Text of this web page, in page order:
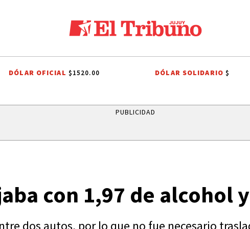
RUTAS DE JUJUY QUEEN JAPÓN LEANDRO
DÓLAR OFICIAL $1520.00 DÓLAR SOLIDARIO$
PUBLICIDAD
con 1,97 de alcohol
dos autos, por lo que no fue necesario